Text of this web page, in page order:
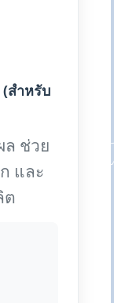
(สำหรับ
ล ช่วย
และ
ต